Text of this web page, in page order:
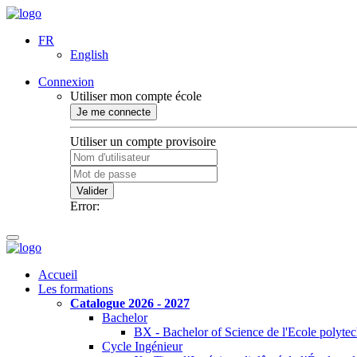
FR
English
Connexion
Utiliser mon compte école
Je me connecte
Utiliser un compte provisoire
Valider
Error:
Accueil
Les formations
Catalogue 2026 - 2027
Bachelor
BX - Bachelor of Science de l'Ecole
Cycle Ingénieur